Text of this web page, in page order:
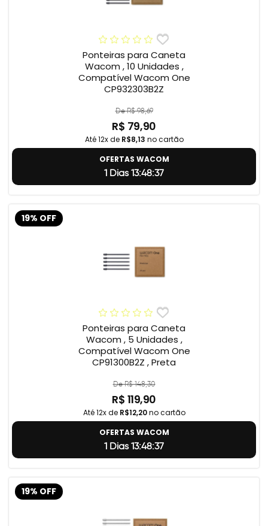
Ponteiras para Caneta
Wacom , 10 Unidades ,
Compatível Wacom One
CP932303B2Z
De R$ 98,69
R$ 79,90
Até 12x de R$8,13 no cartão
OFERTAS WACOM
1 Dias 13:48:37
19% OFF
Ponteiras para Caneta
Wacom , 5 Unidades ,
Compatível Wacom One
CP91300B2Z , Preta
De R$ 148,30
R$ 119,90
Até 12x de R$12,20no cartão
OFERTAS WACOM
1 Dias 13:48:37
19% OFF